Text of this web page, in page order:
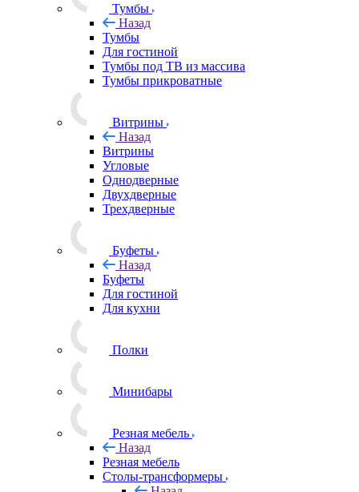
Тумбы
Назад
Тумбы
Для гостиной
Тумбы под ТВ из массива
Тумбы прикроватные
Витрины
Назад
Витрины
Угловые
Однодверные
Двухдверные
Трехдверные
Буфеты
Назад
Буфеты
Для гостиной
Для кухни
Полки
Минибары
Резная мебель
Назад
Резная мебель
Столы-трансформеры